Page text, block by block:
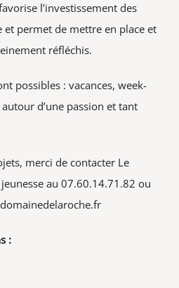
l’investissement des
et permet de mettre en place et
réfléchis.
possibles : vacances, week-
d’une passion et tant
merci de contacter Le
au 07.60.14.71.82 ou
: